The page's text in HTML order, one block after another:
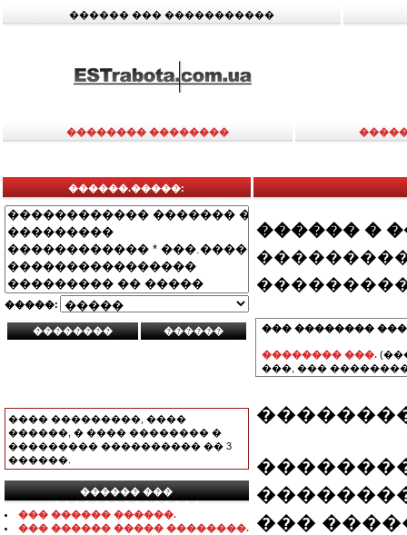
������ ��� �����������
�������� ��������
������.�����:
�����:
���� ���������, ����
������, � ���� �������� �
��������� ���������� �� 3
������.
������ ���
���������������
��� ������ ������.
��� ������ ����� ��������.
������ �
��� ��������
�������� ���.
���, ���
���